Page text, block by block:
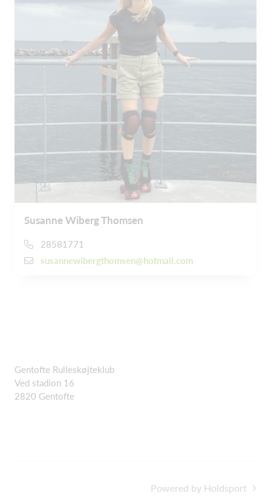
Susanne Wiberg Thomsen
28581771
susannewibergthomsen@hotmail.com
Gentofte Rulleskøjteklub
Ved stadion 16
2820 Gentofte
Powered by Holdsport